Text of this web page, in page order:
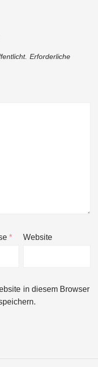
Erforderliche
* Website
in diesem Browser